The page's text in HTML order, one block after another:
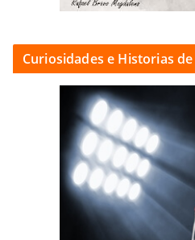
Curiosidades e Historias